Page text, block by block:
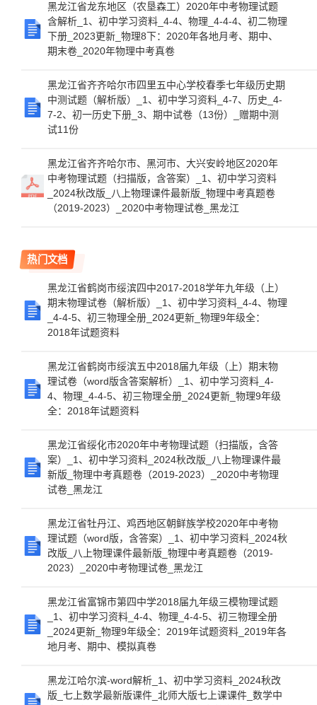
黑龙江省龙东地区（农垦森工）2020年中考物理试题
含解析_1、初中学习资料_4-4、物理_4-4-4、初二物理
下册_2023更新_物理8下：2020年各地月考、期中、
期末卷_2020年物理中考真卷
黑龙江省齐齐哈尔市四里五中心学校春季七年级历史期
中测试题（解析版）_1、初中学习资料_4-7、历史_4-
7-2、初一历史下册_3、期中试卷（13份）_赠期中测
试11份
黑龙江省齐齐哈尔市、黑河市、大兴安岭地区2020年
中考物理试题（扫描版，含答案）_1、初中学习资料
_2024秋改版_八上物理课件最新版_物理中考真题卷
（2019-2023）_2020中考物理试卷_黑龙江
热门文档
黑龙江省鹤岗市绥滨四中2017-2018学年九年级（上）
期末物理试卷（解析版）_1、初中学习资料_4-4、物理
_4-4-5、初三物理全册_2024更新_物理9年级全：
2018年试题资料
黑龙江省鹤岗市绥滨五中2018届九年级（上）期末物
理试卷（word版含答案解析）_1、初中学习资料_4-
4、物理_4-4-5、初三物理全册_2024更新_物理9年级
全：2018年试题资料
黑龙江省绥化市2020年中考物理试题（扫描版，含答
案）_1、初中学习资料_2024秋改版_八上物理课件最
新版_物理中考真题卷（2019-2023）_2020中考物理
试卷_黑龙江
黑龙江省牡丹江、鸡西地区朝鲜族学校2020年中考物
理试题（word版，含答案）_1、初中学习资料_2024秋
改版_八上物理课件最新版_物理中考真题卷（2019-
2023）_2020中考物理试卷_黑龙江
黑龙江省富锦市第四中学2018届九年级三模物理试题
_1、初中学习资料_4-4、物理_4-4-5、初三物理全册
_2024更新_物理9年级全：2019年试题资料_2019年各
地月考、期中、模拟真卷
黑龙江哈尔滨-word解析_1、初中学习资料_2024秋改
版_七上数学最新版课件_北师大版七上课课件_数学中